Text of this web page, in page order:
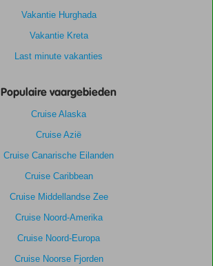
Vakantie Hurghada
Vakantie Kreta
Last minute vakanties
Populaire vaargebieden
Cruise Alaska
Cruise Azië
Cruise Canarische Eilanden
Cruise Caribbean
Cruise Middellandse Zee
Cruise Noord-Amerika
Cruise Noord-Europa
Cruise Noorse Fjorden